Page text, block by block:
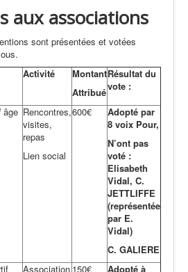
aux associations
sont présentées et votées
Activité
Montant
Attribué
Résultat du
vote :
âge Rencontres,
visites,
repas
Lien social
600€
Adopté par
8 voix Pour,
N’ont pas
voté :
Elisabeth
Vidal, C.
JETTLIFFE
(représentée
par E.
Vidal)
C. GALIERE
Association 150€
Adopté à